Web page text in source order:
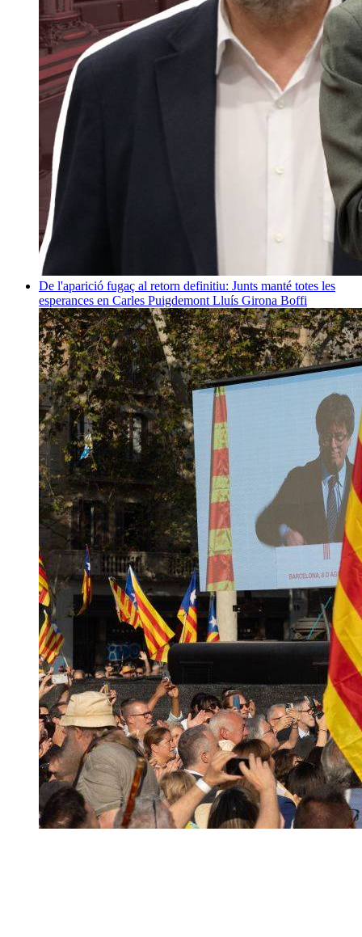
De l'aparició fugaç al retorn definitiu: Junts manté totes les
esperances en Carles Puigdemont Lluís Girona Boffi